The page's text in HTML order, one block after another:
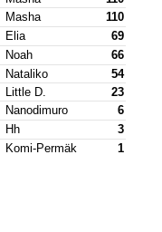
Masha
110
Elia
69
Noah
66
Nataliko
54
Little D.
23
Nanodimuro
6
Hh
3
Komi-Permäk 1